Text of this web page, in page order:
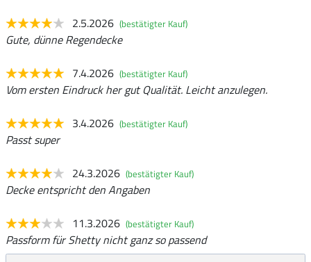
2.5.2026 (bestätigter Kauf)
Gute, dünne Regendecke
7.4.2026 (bestätigter Kauf)
Vom ersten Eindruck her gut Qualität. Leicht anzulegen.
3.4.2026 (bestätigter Kauf)
Passt super
24.3.2026 (bestätigter Kauf)
Decke entspricht den Angaben
11.3.2026 (bestätigter Kauf)
Passform für Shetty nicht ganz so passend